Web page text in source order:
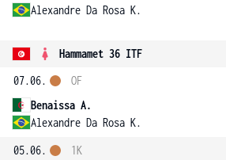
Alexandre Da Rosa K.
Hammamet 36 ITF
07.06.
Benaissa A.
Alexandre Da Rosa K.
OF
05.06.
1K